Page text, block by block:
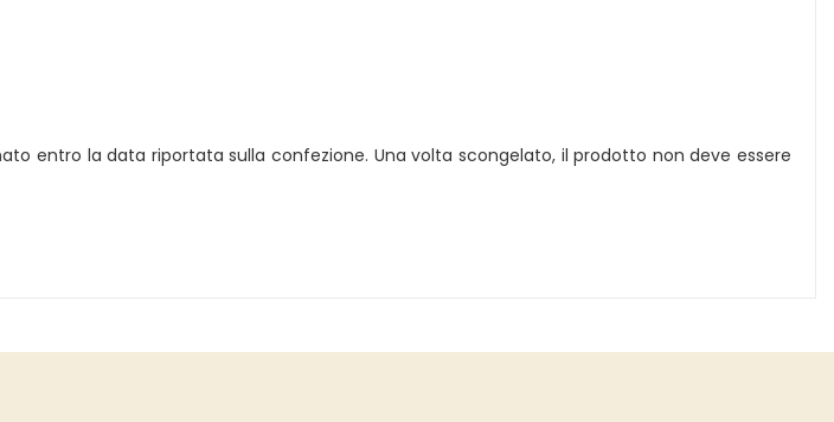
entro la data riportata sulla confezione. Una volta scongelato, il prodotto non deve essere